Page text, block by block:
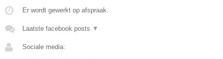
Er wordt gewerkt op afspraak.
Laatste facebook posts ▼
Sociale media: